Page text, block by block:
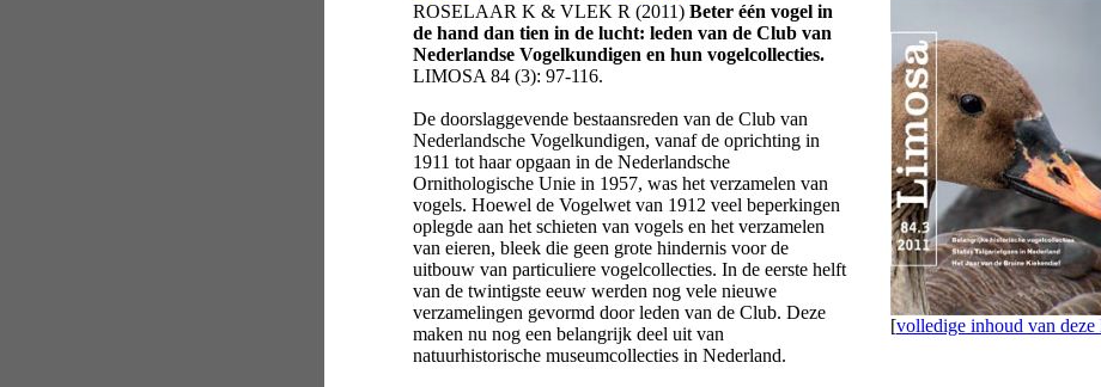
ROSELAAR K & VLEK R (2011) Beter één vogel in
de hand dan tien in de lucht: leden van de Club van
Nederlandse Vogelkundigen en hun vogelcollecties.
LIMOSA 84 (3): 97-116.
De doorslaggevende bestaansreden van de Club van
Nederlandsche Vogelkundigen, vanaf de oprichting in
1911 tot haar opgaan in de Nederlandsche
Ornithologische Unie in 1957, was het verzamelen van
vogels. Hoewel de Vogelwet van 1912 veel beperkingen
oplegde aan het schieten van vogels en het verzamelen
van eieren, bleek die geen grote hindernis voor de
uitbouw van particuliere vogelcollecties. In de eerste helft
van de twintigste eeuw werden nog vele nieuwe
verzamelingen gevormd door leden van de Club. Deze
maken nu nog een belangrijk deel uit van
natuurhistorische museumcollecties in Nederland.
[volledige inhoud van